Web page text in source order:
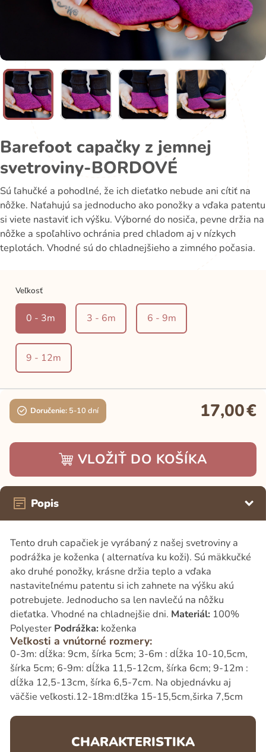
Barefoot capačky z jemnej
svetroviny-BORDOVÉ
Sú ľahučké a pohodlné, že ich dieťatko nebude ani cítiť na
nôžke. Naťahujú sa jednoducho ako ponožky a vďaka patentu
si viete nastaviť ich výšku. Výborné do nosiča, pevne držia na
nôžke a spoľahlivo ochránia pred chladom aj v nízkych
teplotách. Vhodné sú do chladnejšieho a zimného počasia.
Veľkosť
0 - 3m 3 - 6m 6 - 9m
9 - 12m
Doručenie: 5-10 dní 17,00€
VLOŽIŤ DO KOŠÍKA
Popis
Tento druh capačiek je vyrábaný z našej svetroviny a
podrážka je koženka ( alternatíva ku koži). Sú mäkkučké
ako druhé ponožky, krásne držia teplo a vďaka
nastaviteľnému patentu si ich zahnete na výšku akú
potrebujete. Jednoducho sa len navlečú na nôžku
dieťatka. Vhodné na chladnejšie dni. Materiál:100%
Polyester Podrážka:koženka
Veľkosti a vnútorné rozmery:
0-3m: dĺžka: 9cm, šírka 5cm; 3-6m : dĺžka 10-10,5cm,
šírka 5cm; 6-9m: dĺžka 11,5-12cm, šírka 6cm; 9-12m :
dĺžka 12,5-13cm, šírka 6,5-7cm. Na objednávku aj
väčšie veľkosti.12-18m:dľžka 15-15,5cm,širka 7,5cm
CHARAKTERISTIKA